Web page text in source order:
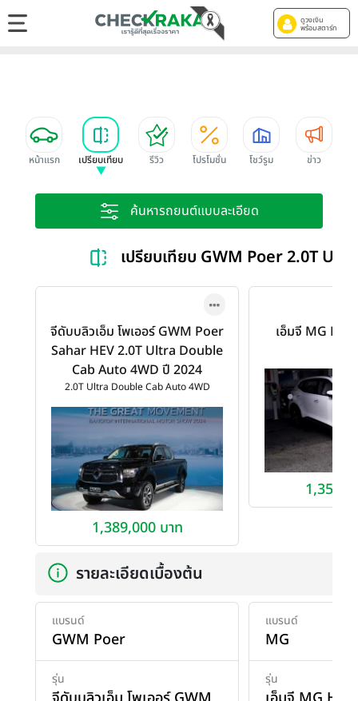
ดูวงเงิน
พร้อมสตาร์ท
หน้าแรก เปรียบเทียบ รีวิว โปรโมชั่น โชว์รูม ข่าว
ค้นหารถยนต์แบบละเอียด
เปรียบเทียบ GWM Poer 2.0T
จีดับบลิวเอ็ม โพเออร์ GWM Poer
Sahar HEV 2.0T Ultra Double
Cab Auto 4WD ปี 2024
2.0T Ultra Double Cab Auto 4WD
1,389,000 บาท
เอ็มจี MG HS
รายละเอียดเบื้องต้น
แบรนด์
GWM Poer
รุ่น
แบรนด์
MG
รุ่น